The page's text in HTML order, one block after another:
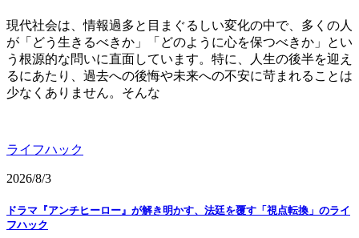
現代社会は、情報過多と目まぐるしい変化の中で、多くの人
が「どう生きるべきか」「どのように心を保つべきか」とい
う根源的な問いに直面しています。特に、人生の後半を迎え
るにあたり、過去への後悔や未来への不安に苛まれることは
少なくありません。そんな
ライフハック
2026/8/3
ドラマ『アンチヒーロー』が解き明かす、法廷を覆す「視点転換」のライ
フハック